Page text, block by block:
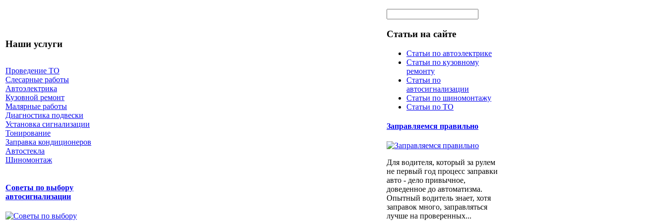
Наши услуги
Проведение ТО
Слесарные работы
Автоэлектрика
Кузовной ремонт
Малярные работы
Диагностика подвески
Установка сигнализации
Тонирование
Заправка кондиционеров
Автостекла
Шиномонтаж
Советы по выбору
автосигнализации
Статьи на сайте
Статьи по автоэлектрике
Статьи по кузовному
ремонту
Статьи по
автосигнализации
Статьи по шиномонтажу
Статьи по ТО
Заправляемся правильно
Для водителя, который за рулем
не первый год процесс заправки
авто - дело привычное,
доведенное до автоматизма.
Опытный водитель знает, хотя
заправок много, заправляться
лучше на проверенных...